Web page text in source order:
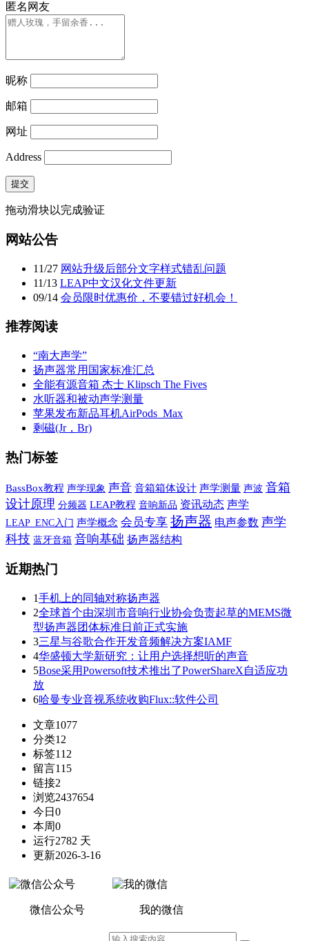
匿名网友
昵称
邮箱
网址
Address
提交
拖动滑块以完成验证
网站公告
11/27 网站升级后部分文字样式错乱问题
11/13 LEAP中文汉化文件更新
09/14 会员限时优惠价，不要错过好机会！
推荐阅读
“南大声学”
扬声器常用国家标准汇总
全能有源音箱 杰士 Klipsch The Fives
水听器和被动声学测量
苹果发布新品耳机AirPods Max
剩磁(Jr，Br)
热门标签
BassBox教程 声学现象 声音 音箱箱体设计 声学测量 声波 音箱
设计原理 分频器 LEAP教程 音响新品 资讯动态 声学
LEAP_ENC入门 声学概念 会员专享 扬声器 电声参数 声学
科技 蓝牙音箱 音响基础 扬声器结构
近期热门
1手机上的同轴对称扬声器
2全球首个由深圳市音响行业协会负责起草的MEMS微
型扬声器团体标准日前正式实施
3三星与谷歌合作开发音频解决方案IAMF
4华盛顿大学新研究：让用户选择想听的声音
5Bose采用Powersoft技术推出了PowerShareX自适应功
放
6哈曼专业音视系统收购Flux::软件公司
文章1077
分类12
标签112
留言115
链接2
浏览2437654
今日 0
本周0
运行2782 天
更新2026-3-16
微信公众号 我的微信